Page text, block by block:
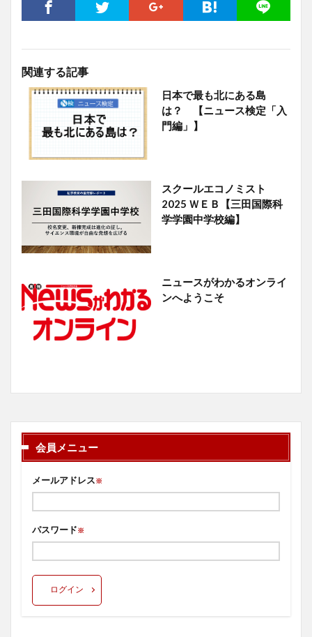
関連する記事
日本で最も北にある島
は？ 【ニュース検定「入
門編」】
スクールエコノミスト
2025 ＷＥＢ【三田国際科
学学園中学校編】
ニュースがわかるオンライ
ンへようこそ
会員メニュー
メールアドレス※
パスワード※
ログイン